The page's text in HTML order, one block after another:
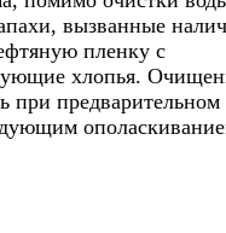
вызванные
пленку с
хлопья.
при предварительном